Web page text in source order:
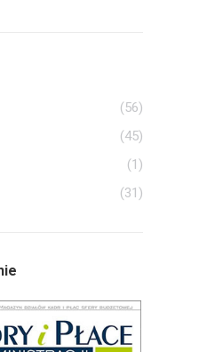
(56)
(45)
(1)
(31)